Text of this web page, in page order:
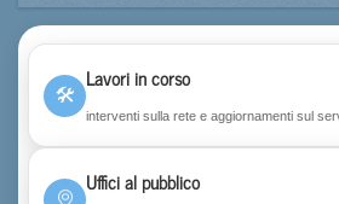
🛠
Lavori in corso
interventi sulla rete e aggiornamenti sul
Uffici al pubblico